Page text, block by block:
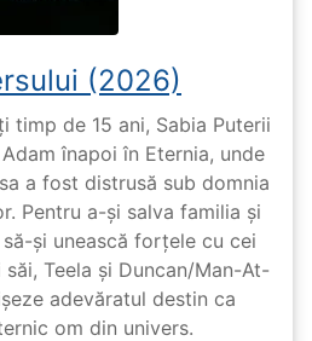
(2026)
timp de 15 ani, Sabia Puterii
înapoi în Eternia, unde
a fost distrusă sub domnia
Pentru a-și salva familia și
și unească forțele cu cei
Teela și Duncan/Man-At-
adevăratul destin ca
om din univers.